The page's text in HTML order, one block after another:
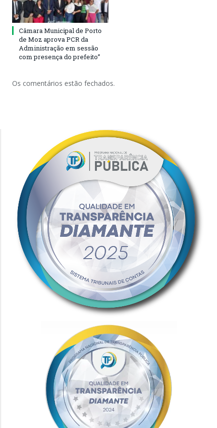
Câmara Municipal de Porto
de Moz aprova PCR da
Administração em sessão
com presença do prefeito”
Os comentários estão fechados.